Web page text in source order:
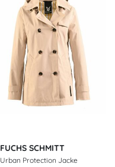
FUCHS SCHMITT
Urban Protection Jacke